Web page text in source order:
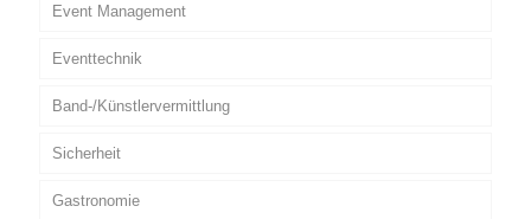
Event Management
Eventtechnik
Band-/Künstlervermittlung
Sicherheit
Gastronomie